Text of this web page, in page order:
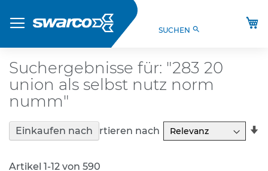
zum
Inhalt
t
V
O
V
e
r
k
e
r
SUCHEN search
Suchergebnisse für: "283 20
union als selbst nutz norm
numm"
Artikel 1-12 von 590
Sortieren nach
Einkaufen nach